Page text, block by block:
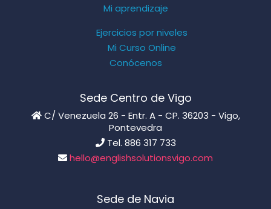
Mi aprendizaje
Ejercicios por niveles
Mi Curso Online
Conócenos
Sede Centro de Vigo
C/ Venezuela 26 - Entr. A - CP. 36203 - Vigo,
Pontevedra
Tel. 886 317 733
hello@englishsolutionsvigo.com
Sede de Navia